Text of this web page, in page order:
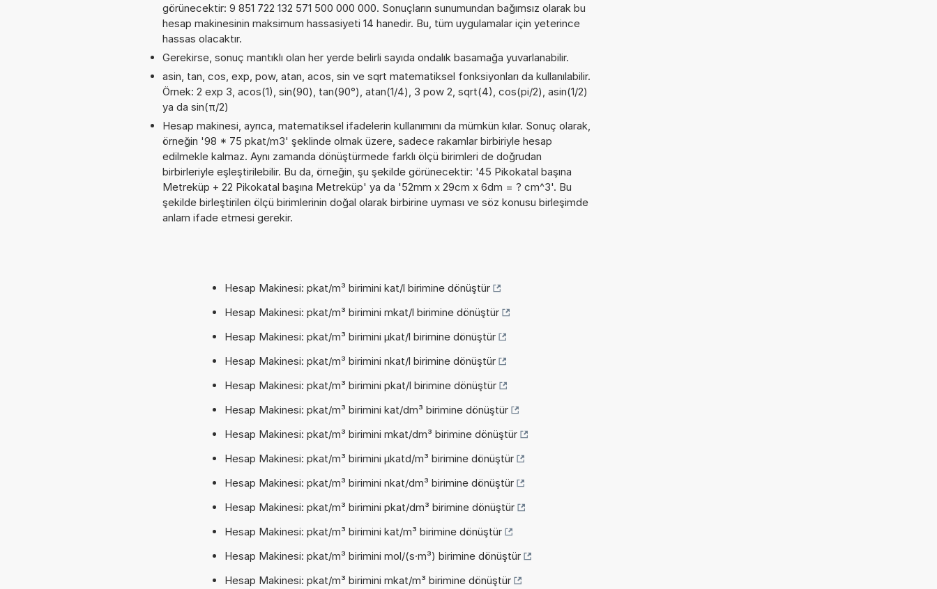
görünecektir: 9 851 722 132 571 500 000 000. Sonuçların sunumundan bağımsız olarak bu
hesap makinesinin maksimum hassasiyeti 14 hanedir. Bu, tüm uygulamalar için yeterince
hassas olacaktır.
Gerekirse, sonuç mantıklı olan her yerde belirli sayıda ondalık basamağa yuvarlanabilir.
asin, tan, cos, exp, pow, atan, acos, sin ve sqrt matematiksel fonksiyonları da kullanılabilir.
Örnek: 2 exp 3, acos(1), sin(90), tan(90°), atan(1/4), 3 pow 2, sqrt(4), cos(pi/2), asin(1/2)
ya da sin(π/2)
Hesap makinesi, ayrıca, matematiksel ifadelerin kullanımını da mümkün kılar. Sonuç olarak,
örneğin '98 * 75 pkat/m3' şeklinde olmak üzere, sadece rakamlar birbiriyle hesap
edilmekle kalmaz. Aynı zamanda dönüştürmede farklı ölçü birimleri de doğrudan
birbirleriyle eşleştirilebilir. Bu da, örneğin, şu şekilde görünecektir: '45 Pikokatal başına
Metreküp + 22 Pikokatal başına Metreküp' ya da '52mm x 29cm x 6dm = ? cm^3'. Bu
şekilde birleştirilen ölçü birimlerinin doğal olarak birbirine uyması ve söz konusu birleşimde
anlam ifade etmesi gerekir.
Hesap Makinesi: pkat/m³ birimini kat/l birimine dönüştür
Hesap Makinesi: pkat/m³ birimini mkat/l birimine dönüştür
Hesap Makinesi: pkat/m³ birimini µkat/l birimine dönüştür
Hesap Makinesi: pkat/m³ birimini nkat/l birimine dönüştür
Hesap Makinesi: pkat/m³ birimini pkat/l birimine dönüştür
Hesap Makinesi: pkat/m³ birimini kat/dm³ birimine dönüştür
Hesap Makinesi: pkat/m³ birimini mkat/dm³ birimine dönüştür
Hesap Makinesi: pkat/m³ birimini µkatd/m³ birimine dönüştür
Hesap Makinesi: pkat/m³ birimini nkat/dm³ birimine dönüştür
Hesap Makinesi: pkat/m³ birimini pkat/dm³ birimine dönüştür
Hesap Makinesi: pkat/m³ birimini kat/m³ birimine dönüştür
Hesap Makinesi: pkat/m³ birimini mol/(s·m³) birimine dönüştür
Hesap Makinesi: pkat/m³ birimini mkat/m³ birimine dönüştür